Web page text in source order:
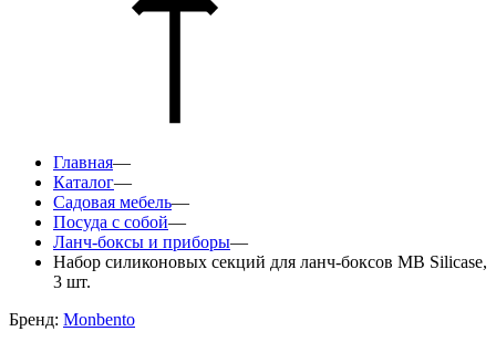
Главная—
Каталог—
Садовая мебель—
Посуда с собой—
Ланч-боксы и приборы—
Набор силиконовых секций для ланч-боксов MB Silicase,
3 шт.
Бренд: Monbento